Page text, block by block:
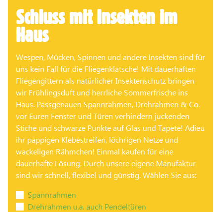
Schluss mit Insekten im
Haus
Wespen, Mücken, Spinnen und andere Insekten sind für
uns kein Fall für die Fliegenklatsche! Mit dauerhaften
Fliegengittern als natürlicher Insektenschutz bringen
wir Frühlingsduft und herrliche Sommerfrische ins
Haus. Passgenauen Spannrahmen, Drehrahmen & Co.
vor Euren Fenster und Türen verhindern juckenden
Stiche und schwarze Punkte auf Glas und Tapete! Adieu
ihr pappigen Klebestreifen, löchrigen Netze und
wackeligen Rähmchen! Einmal kaufen für eine
dauerhafte Lösung. Durch unsere eigene Manufaktur
sind wir schnell, flexibel und günstig. Wählen Sie aus:
Spannrahmen
Drehrahmen u.a. auch Pendeltüren